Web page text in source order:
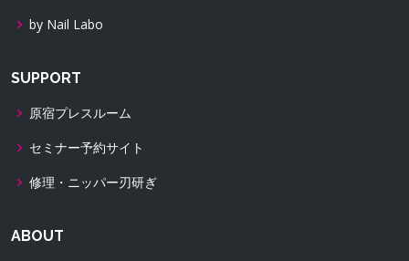
by Nail Labo
SUPPORT
原宿プレスルーム
セミナー予約サイト
修理・ニッパー刃研ぎ
ABOUT